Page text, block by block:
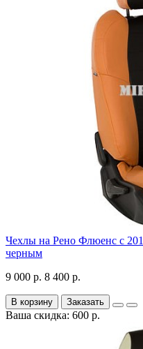
Чехлы на Рено Флюенс с
черным
9 000 р. 8 400 р.
В корзину Заказать
Ваша скидка: 600 р.